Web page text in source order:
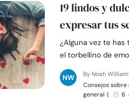
19 lindos y
expresar tus
¿Alguna vez te
el torbellino de
By Noah
Consejos
general | 6